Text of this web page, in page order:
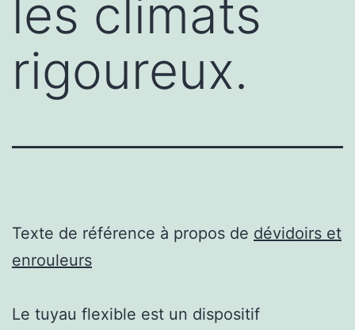
les climats
rigoureux.
Texte de référence à propos de dévidoirs et
enrouleurs
Le tuyau flexible est un dispositif